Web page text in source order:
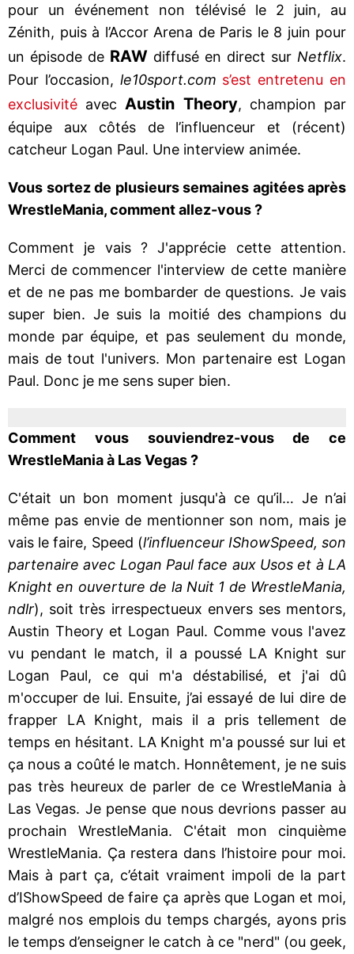
pour un événement non télévisé le 2 juin, au
Zénith, puis à l’Accor Arena de Paris le 8 juin pour
un épisode de RAW diffusé en direct sur Netflix.
Pour l’occasion, le10sport.com s’est entretenu en
exclusivité avec Austin Theory, champion par
équipe aux côtés de l’influenceur et (récent)
catcheur Logan Paul. Une interview animée.
Vous sortez de plusieurs semaines agitées après
WrestleMania, comment allez-vous ?
Comment je vais ? J'apprécie cette attention.
Merci de commencer l'interview de cette manière
et de ne pas me bombarder de questions. Je vais
super bien. Je suis la moitié des champions du
monde par équipe, et pas seulement du monde,
mais de tout l'univers. Mon partenaire est Logan
Paul. Donc je me sens super bien.
Comment vous souviendrez-vous de ce
WrestleMania à Las Vegas ?
C'était un bon moment jusqu'à ce qu’il… Je n’ai
même pas envie de mentionner son nom, mais je
vais le faire, Speed (l’influenceur IShowSpeed, son
partenaire avec Logan Paul face aux Usos et à LA
Knight en ouverture de la Nuit 1 de WrestleMania,
ndlr), soit très irrespectueux envers ses mentors,
Austin Theory et Logan Paul. Comme vous l'avez
vu pendant le match, il a poussé LA Knight sur
Logan Paul, ce qui m'a déstabilisé, et j'ai dû
m'occuper de lui. Ensuite, j’ai essayé de lui dire de
frapper LA Knight, mais il a pris tellement de
temps en hésitant. LA Knight m'a poussé sur lui et
ça nous a coûté le match. Honnêtement, je ne suis
pas très heureux de parler de ce WrestleMania à
Las Vegas. Je pense que nous devrions passer au
prochain WrestleMania. C'était mon cinquième
WrestleMania. Ça restera dans l’histoire pour moi.
Mais à part ça, c’était vraiment impoli de la part
d’IShowSpeed de faire ça après que Logan et moi,
malgré nos emplois du temps chargés, ayons pris
le temps d’enseigner le catch à ce "nerd" (ou geek,